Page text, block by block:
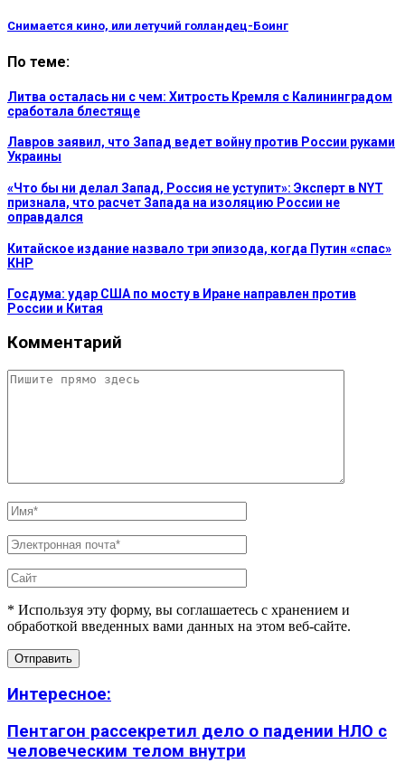
Снимается кино, или летучий голландец-Боинг
По теме:
Литва осталась ни с чем: Хитрость Кремля с Калининградом
сработала блестяще
Лавров заявил, что Запад ведет войну против России руками
Украины
«Что бы ни делал Запад, Россия не уступит»: Эксперт в NYT
признала, что расчет Запада на изоляцию России не
оправдался
Китайское издание назвало три эпизода, когда Путин «спас»
КНР
Госдума: удар США по мосту в Иране направлен против
России и Китая
Комментарий
* Используя эту форму, вы соглашаетесь с хранением и
обработкой введенных вами данных на этом веб-сайте.
Интересное:
Пентагон рассекретил дело о падении НЛО с
человеческим телом внутри